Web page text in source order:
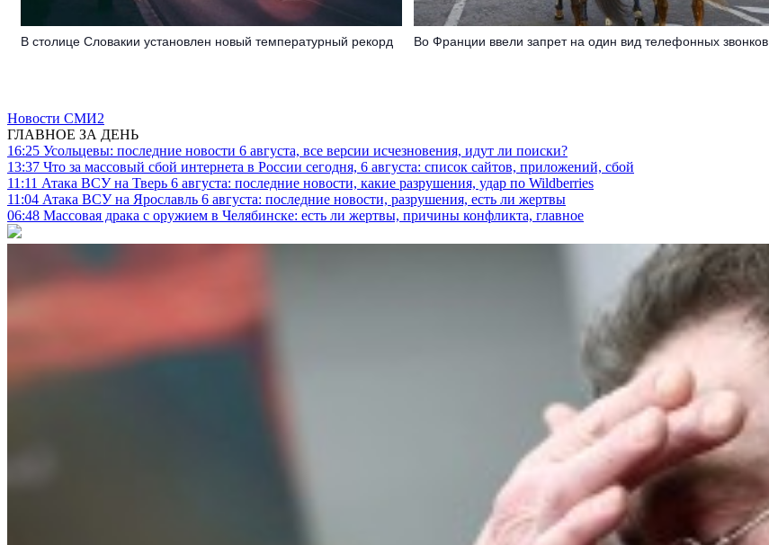
В столице Словакии установлен новый температурный рекорд Во Франции ввели запрет на один вид телефонных звонков
Новости СМИ2
ГЛАВНОЕ ЗА ДЕНЬ
16:25 Усольцевы: последние новости 6 августа, все версии исчезновения, идут ли поиски?
13:37 Что за массовый сбой интернета в России сегодня, 6 августа: список сайтов, приложений, сбой
11:11 Атака ВСУ на Тверь 6 августа: последние новости, какие разрушения, удар по Wildberries
11:04 Атака ВСУ на Ярославль 6 августа: последние новости, разрушения, есть ли жертвы
06:48 Массовая драка с оружием в Челябинске: есть ли жертвы, причины конфликта, главное